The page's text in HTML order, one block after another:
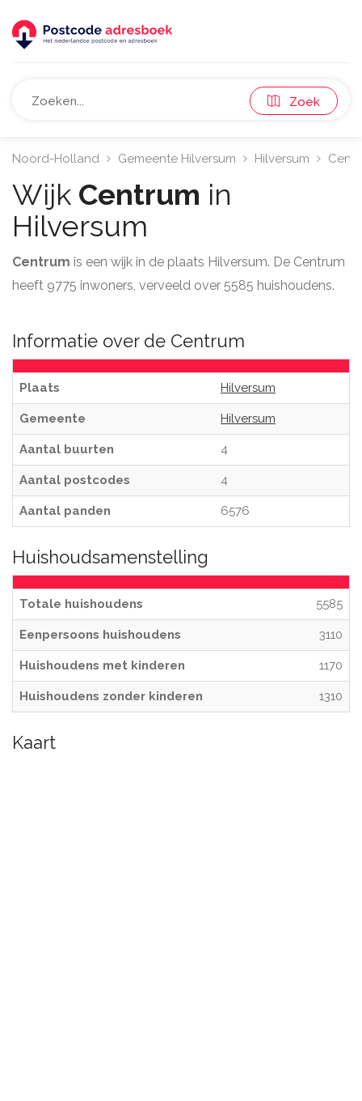
Zoek
Noord-Holland Gemeente Hilversum Hilversum
Wijk Centrum in
Hilversum
Centrum is een wijk in de plaats Hilversum. De Centrum
heeft 9775 inwoners, verveeld over 5585 huishoudens.
Informatie over de Centrum
Plaats Hilversum
Gemeente Hilversum
Aantal buurten 4
Aantal postcodes 4
Aantal panden 6576
Huishoudsamenstelling
Totale huishoudens 5585
Eenpersoons huishoudens 3110
Huishoudens met kinderen 1170
Huishoudens zonder kinderen 1310
Kaart